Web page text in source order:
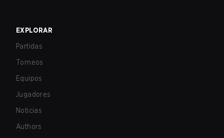
EXPLORAR
Partidas
Torneos
Equipos
Jugadores
Noticias
Authors